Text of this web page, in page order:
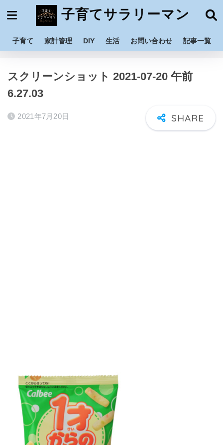
子育てサラリーマン
子育て 家計管理 DIY 生活 お問い合わせ 記事一覧
ホーム
スクリーンショット 2021-07-20 午前
6.27.03
2021年7月20日